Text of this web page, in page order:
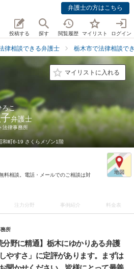
弁護士の方はこちら
投稿する 探す 閲覧履歴 マイリスト ログイン
律相談できる弁護士 栃木市で法律相談で
マイリストに入れる
ろこ
弁護士
法律事務所
和町6-19 さくらメゾン1階
料相談。電話・メールでのご相談は対
注力分野 事例紹介 料金表
所
分野に精通】栃木にゆかりある弁護
やすさ」に定評があります。まずは